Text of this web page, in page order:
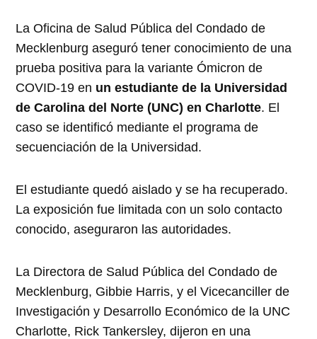
La Oficina de Salud Pública del Condado de
Mecklenburg aseguró tener conocimiento de una
prueba positiva para la variante Ómicron de
COVID-19 en un estudiante de la Universidad
de Carolina del Norte (UNC) en Charlotte. El
caso se identificó mediante el programa de
secuenciación de la Universidad.
El estudiante quedó aislado y se ha recuperado.
La exposición fue limitada con un solo contacto
conocido, aseguraron las autoridades.
La Directora de Salud Pública del Condado de
Mecklenburg, Gibbie Harris, y el Vicecanciller de
Investigación y Desarrollo Económico de la UNC
Charlotte, Rick Tankersley, dijeron en una